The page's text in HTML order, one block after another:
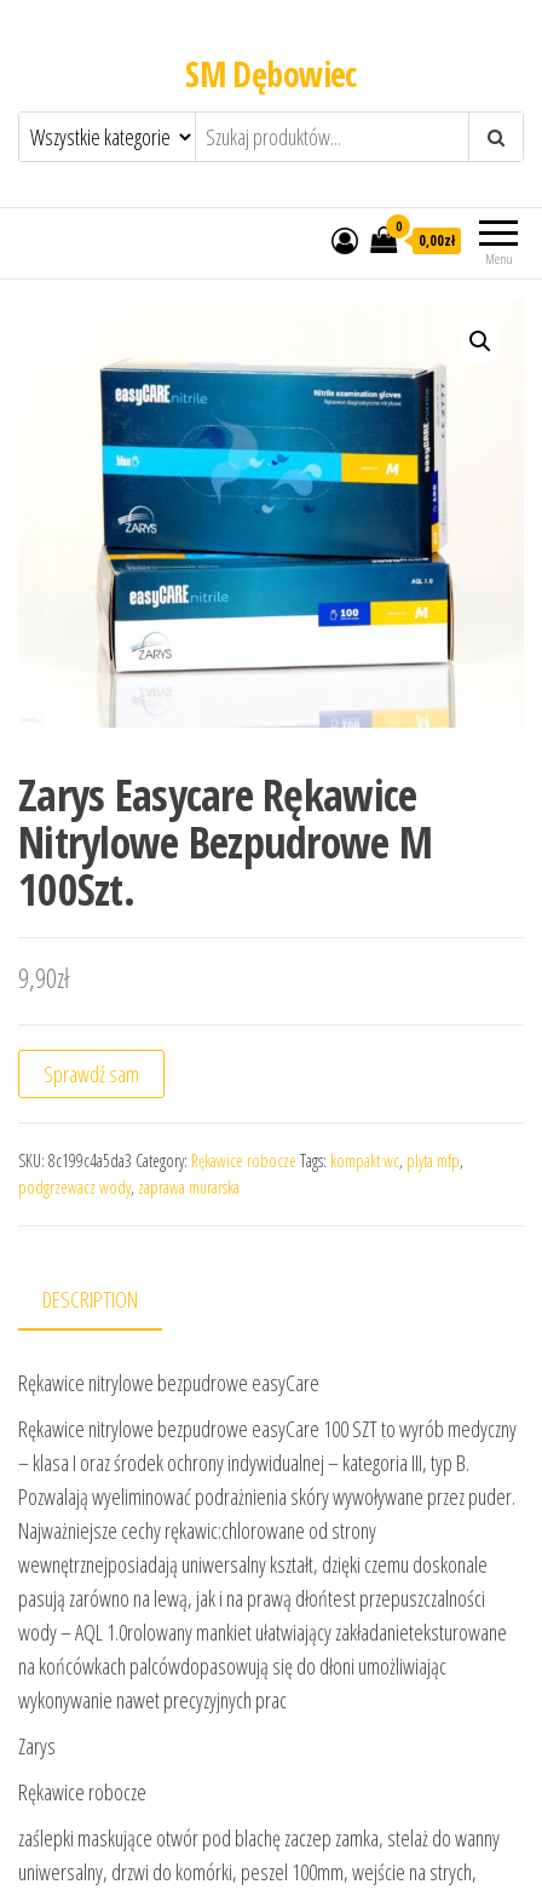
SM Dębowiec
Menu
0
0,00zł
Zarys Easycare Rękawice
Nitrylowe Bezpudrowe M
100Szt.
9,90zł
Sprawdź sam
SKU: 8c199c4a5da3 Category: Rękawice robocze Tags: kompakt wc, plyta mfp,
podgrzewacz wody, zaprawa murarska
DESCRIPTION
Rękawice nitrylowe bezpudrowe easyCare
Rękawice nitrylowe bezpudrowe easyCare 100 SZT to wyrób medyczny
– klasa I oraz środek ochrony indywidualnej – kategoria III, typ B.
Pozwalają wyeliminować podrażnienia skóry wywoływane przez puder.
Najważniejsze cechy rękawic:chlorowane od strony
wewnętrznejposiadają uniwersalny kształt, dzięki czemu doskonale
pasują zarówno na lewą, jak i na prawą dłońtest przepuszczalności
wody – AQL 1.0rolowany mankiet ułatwiający zakładanieteksturowane
na końcówkach palcówdopasowują się do dłoni umożliwiając
wykonywanie nawet precyzyjnych prac
Zarys
Rękawice robocze
zaślepki maskujące otwór pod blachę zaczep zamka, stelaż do wanny
uniwersalny, drzwi do komórki, peszel 100mm, wejście na strych,